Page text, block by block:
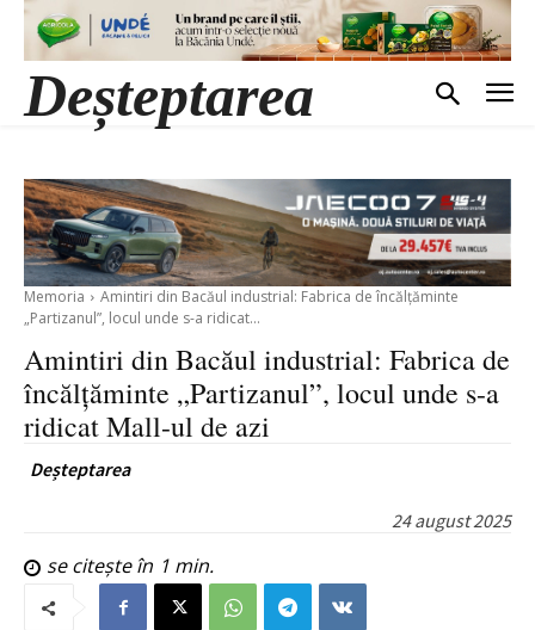
Deșteptarea
Memoria
Amintiri din Bacăul industrial: Fabrica de încălțăminte
„Partizanul”, locul unde s-a ridicat...
Amintiri din Bacăul industrial: Fabrica de
încălțăminte „Partizanul”, locul unde s-a
ridicat Mall-ul de azi
Deșteptarea
24 august 2025
se citește în 1 min.